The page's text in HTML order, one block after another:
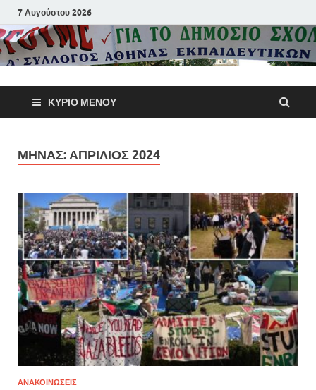
7 Αυγούστου 2026
Α΄
Αθηνών
Π.Ε.
ΚΎΡΙΟ ΜΕΝΟΎ
ΜΉΝΑΣ: ΑΠΡΊΛΙΟΣ 2024
ΑΝΑΚΟΙΝΩΣΕΙΣ